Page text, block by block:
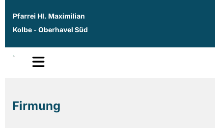
Pfarrei Hl. Maximilian
Kolbe - Oberhavel Süd
Firmung